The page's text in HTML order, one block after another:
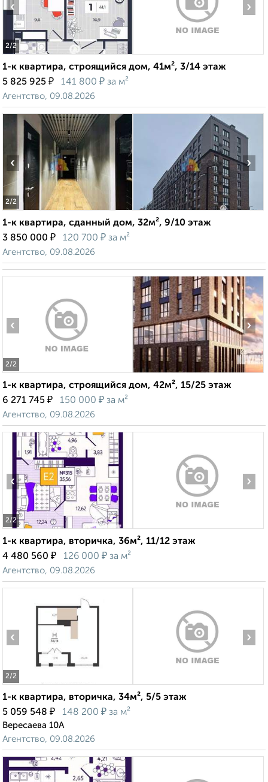
2/2
‹ ›
1-к квартира, строящийся дом, 41м², 3/14 этаж
5 825 925 ₽ 141 800 ₽ за м²
Агентство, 09.08.2026
2/2
‹ ›
1-к квартира, сданный дом, 32м², 9/10 этаж
3 850 000 ₽ 120 700 ₽ за м²
Агентство, 09.08.2026
2/2
‹ ›
1-к квартира, строящийся дом, 42м², 15/25 этаж
6 271 745 ₽ 150 000 ₽ за м²
Агентство, 09.08.2026
2/2
‹ ›
1-к квартира, вторичка, 36м², 11/12 этаж
4 480 560 ₽ 126 000 ₽ за м²
Агентство, 09.08.2026
2/2
‹ ›
1-к квартира, вторичка, 34м², 5/5 этаж
5 059 548 ₽ 148 200 ₽ за м²
Вересаева 10А
Агентство, 09.08.2026